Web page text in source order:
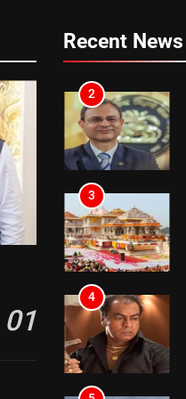
01
Recent News
2
3
4